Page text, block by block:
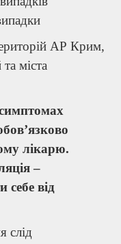
АР Крим,
міста
лікарю.
–
себе від
слід